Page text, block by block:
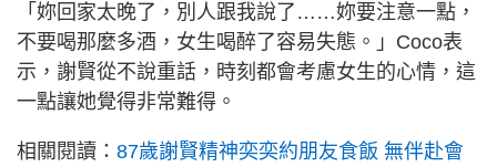
「妳回家太晚了，別人跟我說了……妳要注意一點，
不要喝那麼多酒，女生喝醉了容易失態。」Coco表
示，謝賢從不說重話，時刻都會考慮女生的心情，這
一點讓她覺得非常難得。
相關閱讀： 87歲謝賢精神奕奕約朋友食飯 無伴赴會